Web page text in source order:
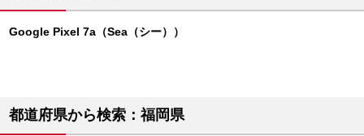
Google Pixel 7a（Sea（シー））
都道府県から検索：福岡県